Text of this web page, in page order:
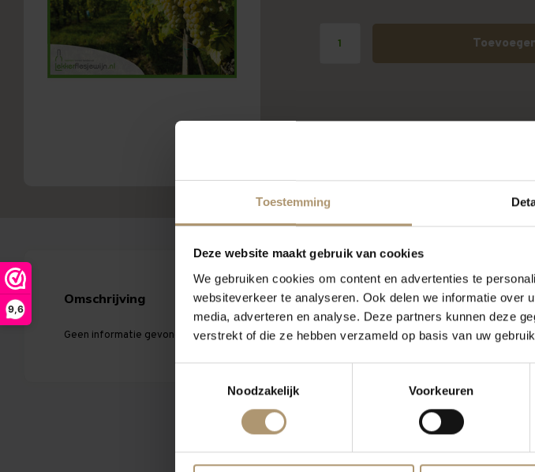
9,6
Toestemming
Deze website maakt gebruik van cookies
We gebruiken cookies om content en advertenties te
websiteverkeer te analyseren. Ook delen we informatie over
media, adverteren en analyse. Deze partners kunnen deze
verstrekt of die ze hebben verzameld op basis van uw
Noodzakelijk
Voorkeuren
Omschrijving Eigenschappen
Geen informatie gevonden...